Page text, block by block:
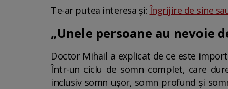
Te-ar putea interesa și: Îngrijire de sine
„Unele persoane au nevoie
Doctor Mihail a explicat de ce este
Într-un ciclu de somn complet, care
inclusiv somn ușor, somn profund și